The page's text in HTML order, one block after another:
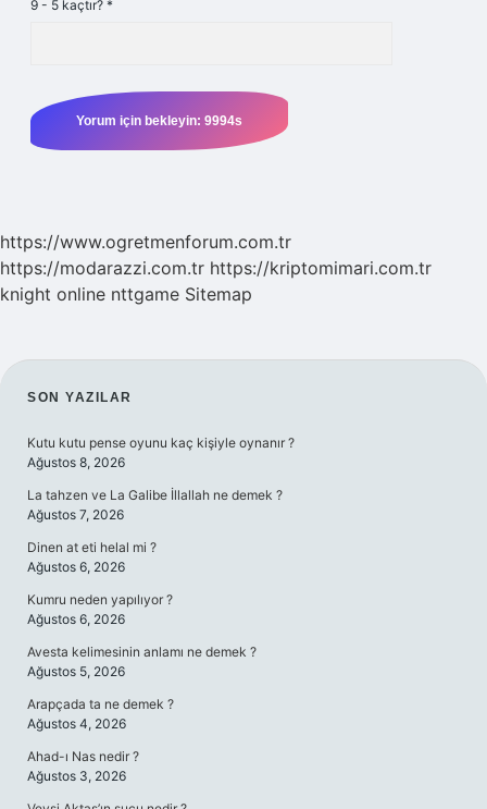
9 - 5 kaçtır? *
https://www.ogretmenforum.com.tr
https://modarazzi.com.tr https://kriptomimari.com.tr
knight online nttgame Sitemap
SIDEBAR
SON YAZILAR
Kutu kutu pense oyunu kaç kişiyle oynanır ?
Ağustos 8, 2026
La tahzen ve La Galibe İllallah ne demek ?
Ağustos 7, 2026
Dinen at eti helal mi ?
Ağustos 6, 2026
Kumru neden yapılıyor ?
Ağustos 6, 2026
Avesta kelimesinin anlamı ne demek ?
Ağustos 5, 2026
Arapçada ta ne demek ?
Ağustos 4, 2026
Ahad-ı Nas nedir ?
Ağustos 3, 2026